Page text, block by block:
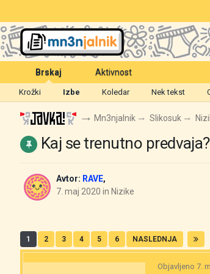
Brskaj
Krožki Izbe Koledar Nek tekst
Aktivnost
Mn3njalnik Slikosuk
Kaj se trenutno predvaja?
Avtor: RAVE,
7. maj 2020 in Nizike
1 2 3 4 5 6 NASLEDNJA
Objavljeno7.